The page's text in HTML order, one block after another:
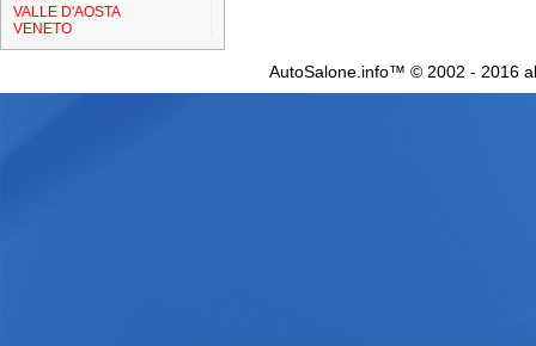
VALLE D'AOSTA
VENETO
AutoSalone.info™ © 2002 - 2016